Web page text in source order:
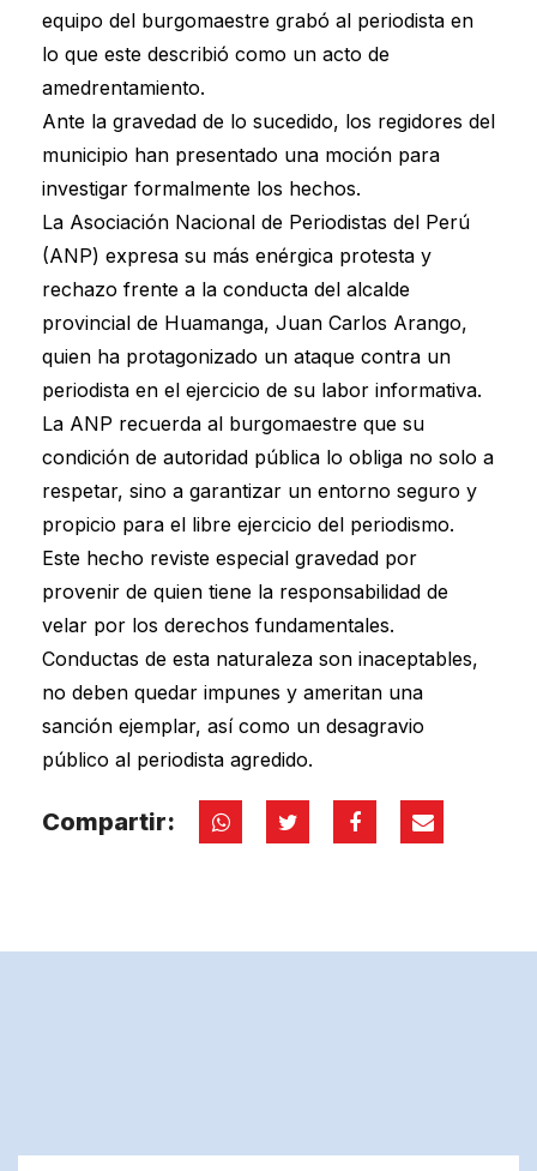
equipo del burgomaestre grabó al periodista en
lo que este describió como un acto de
amedrentamiento.
Ante la gravedad de lo sucedido, los regidores del
municipio han presentado una moción para
investigar formalmente los hechos.
La Asociación Nacional de Periodistas del Perú
(ANP) expresa su más enérgica protesta y
rechazo frente a la conducta del alcalde
provincial de Huamanga, Juan Carlos Arango,
quien ha protagonizado un ataque contra un
periodista en el ejercicio de su labor informativa.
La ANP recuerda al burgomaestre que su
condición de autoridad pública lo obliga no solo a
respetar, sino a garantizar un entorno seguro y
propicio para el libre ejercicio del periodismo.
Este hecho reviste especial gravedad por
provenir de quien tiene la responsabilidad de
velar por los derechos fundamentales.
Conductas de esta naturaleza son inaceptables,
no deben quedar impunes y ameritan una
sanción ejemplar, así como un desagravio
público al periodista agredido.
Compartir: